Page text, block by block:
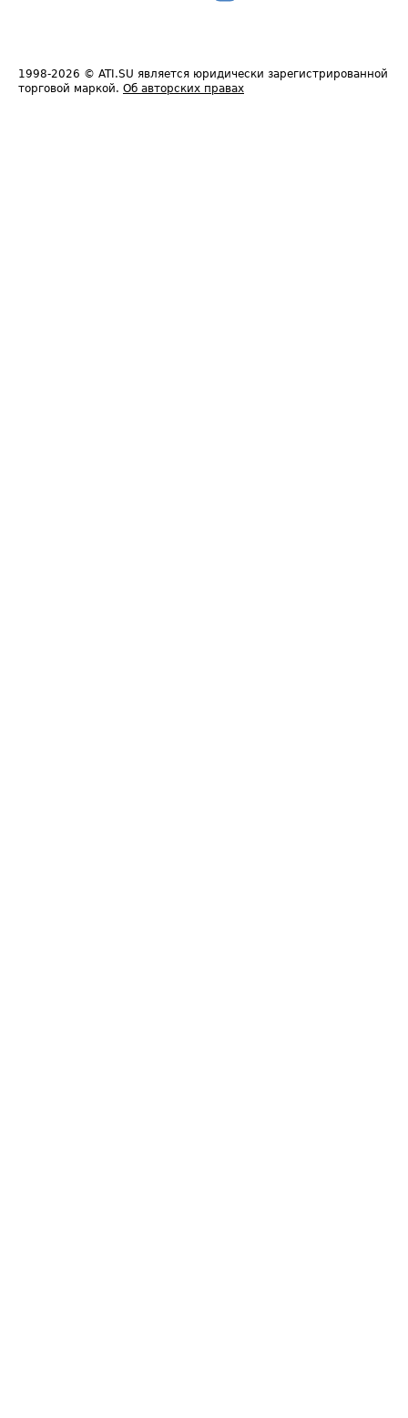
1998-2026 © ATI.SU является юридически зарегистрированной
торговой маркой. Об авторских правах